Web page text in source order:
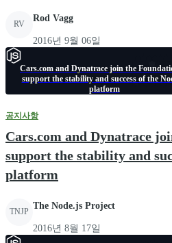
RV
Rod Vagg
2016년 9월 06일
Cars.com and Dynatrace join the
support the stability and success of the
platform
공지사항
Cars.com and Dynatrace
support the stability and
platform
TNJP
The Node.js Project
2016년 8월 17일